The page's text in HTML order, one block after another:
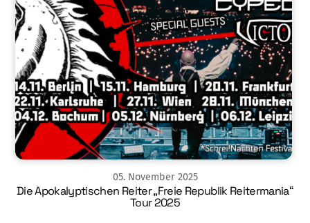
05. November 2025
Die Apokalyptischen Reiter „Freie Republik Reitermania“
Tour 2025